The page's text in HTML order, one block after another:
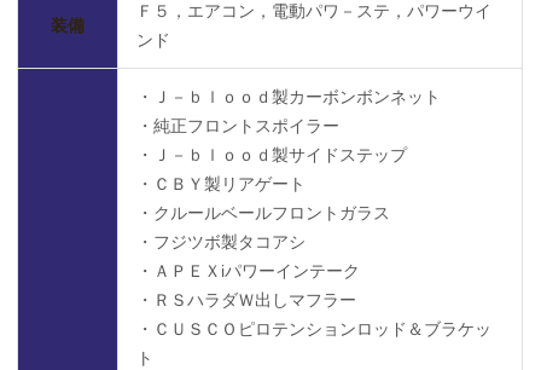
装備
Ｆ５，エアコン，電動パワ－ステ，パワーウイ
ンド
・Ｊ－ｂｌｏｏｄ製カーボンボンネット
・純正フロントスポイラー
・Ｊ－ｂｌｏｏｄ製サイドステップ
・ＣＢＹ製リアゲート
・クルールベールフロントガラス
・フジツボ製タコアシ
・ＡＰＥＸiパワーインテーク
・ＲＳハラダＷ出しマフラー
・ＣＵＳＣＯピロテンションロッド＆ブラケッ
ト